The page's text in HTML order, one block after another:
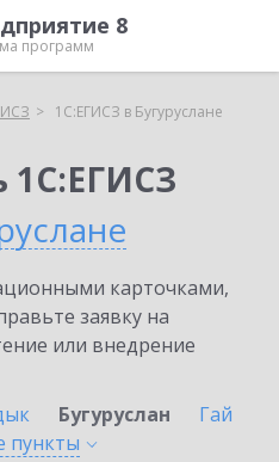
8
программ
1С:ЕГИСЗ в Бугуруслане
1С:ЕГИСЗ
карточками,
заявку на
или внедрение
Бугуруслан
Гай
пункты